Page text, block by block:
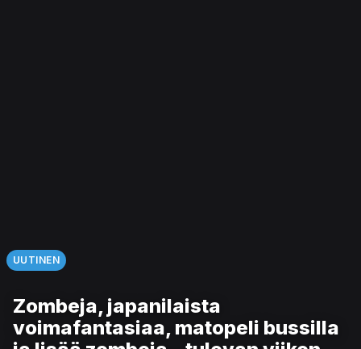
UUTINEN
Zombeja, japanilaista
voimafantasiaa, matopeli bussilla